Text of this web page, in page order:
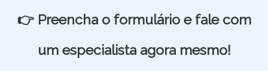
👉 Preencha o formulário e fale com
um especialista agora mesmo!